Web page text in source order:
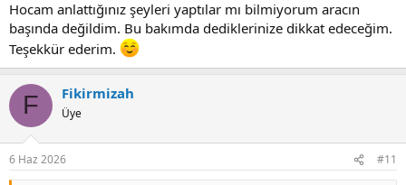
sıktıklarından dolayı tapa deliğinin yivlerini bozuyorlar isonrasında
yağ kaçağı olmaması için teflon bant veya sıvı conta çekiyorlar,
Artık bir süre sonra ne yaparlar ise yapsınlar yağ kaçağını
engeleyemedikleri içinen sonunda araç sahibine öldürücü
darbeyi karter deliğine (helicoil ile) yeni yivler açarak
vuruyorlar,
Karter tapasının oradan yağ kaçağı var mı kontrol edniz, ve
hiç bir zaman hiç bir aracınıza yivler yalama oldu diye helicoil
ile yeni yiv açmalarına müsade etmeyiniz..!!
Hocam anlattığınız şeyleri yaptılar mı bilmiyorum aracın
başında değildim. Bu bakımda dediklerinize dikkat edeceğim.
Teşekkür ederim.
F Fikirmizah
Üye
6 Haz 2026 #11